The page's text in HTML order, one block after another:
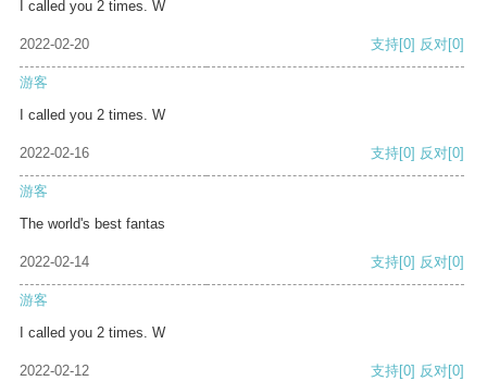
I called you 2 times. W
2022-02-20 支持[0] 反对[0]
游客
I called you 2 times. W
2022-02-16 支持[0] 反对[0]
游客
The world's best fantas
2022-02-14 支持[0] 反对[0]
游客
I called you 2 times. W
2022-02-12 支持[0] 反对[0]